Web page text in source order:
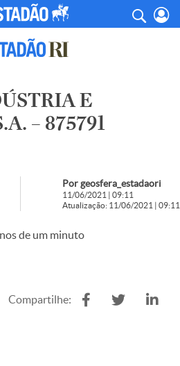
E
– 875791
Por geosfera_estadaori
11/06/2021 | 09:11
Atualização: 11/06/2021 | 09:11
de um minuto
Compartilhe: